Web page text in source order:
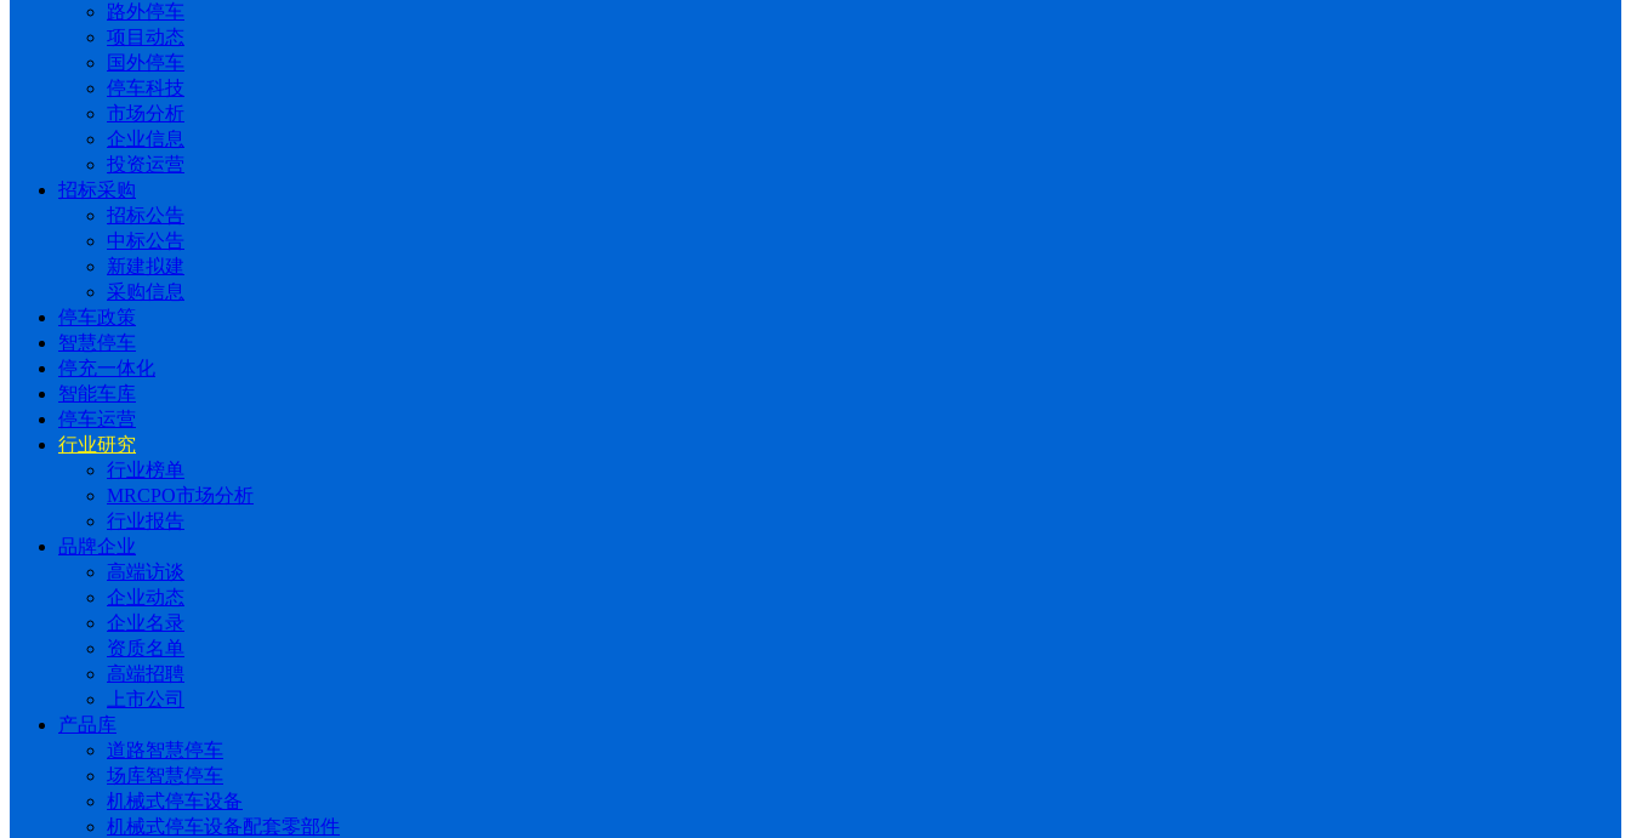
路外停车
项目动态
国外停车
停车科技
市场分析
企业信息
投资运营
招标采购
招标公告
中标公告
新建拟建
采购信息
停车政策
智慧停车
停充一体化
智能车库
停车运营
行业研究
行业榜单
MRCPO市场分析
行业报告
品牌企业
高端访谈
企业动态
企业名录
资质名单
高端招聘
上市公司
产品库
道路智慧停车
场库智慧停车
机械式停车设备
机械式停车设备配套零部件